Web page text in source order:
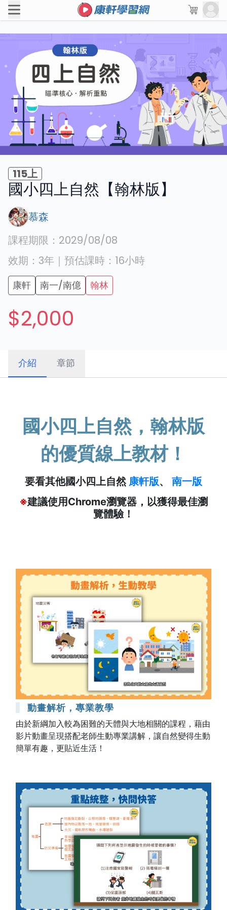
115上
國小四上自然【翰林版】
慕森
課程期限： 2029/08/08
效期： 3年 ｜ 預估課時： 16小時
康軒 南一/南億 翰林
$2,000
介紹 章節
國小四上自然，翰林版
的優質線上教材！
要看其他國小四上自然 康軒版、 南一版
※建議使用Chrome瀏覽器，以獲得最佳瀏
覽體驗！
動畫解析，專業教學
由於新綱加入較為困難的天體與大地相關的課程，藉由
影片動畫呈現搭配老師生動專業講解，讓自然變得生動
簡單有趣，更貼近生活！